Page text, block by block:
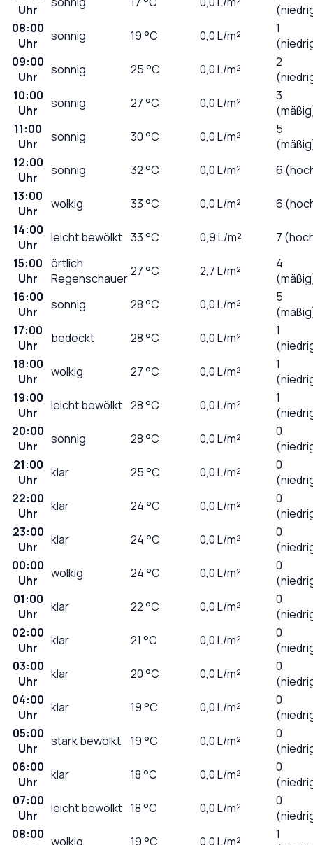
Uhr
08:00
Uhr
sonnig 19°C 0,0L/m²
1
09:00
Uhr
sonnig 25°C 0,0L/m²
2
10:00
Uhr
sonnig 27°C 0,0L/m²
3
11:00
Uhr
sonnig 30°C 0,0L/m²
5
12:00
Uhr
sonnig 32°C 0,0L/m²
6
13:00
Uhr
wolkig 33°C 0,0L/m²
6
14:00
Uhr
leicht bewölkt 33°C 0,9L/m²
7
15:00
Uhr
örtlich
Regenschauer27°C 2,7L/m²
4
16:00
Uhr
sonnig 28°C 0,0L/m²
5
17:00
Uhr
bedeckt 28°C 0,0L/m²
1
18:00
Uhr
wolkig 27°C 0,0L/m²
1
19:00
Uhr
leicht bewölkt 28°C 0,0L/m²
1
20:00
Uhr
sonnig 28°C 0,0L/m²
0
21:00
Uhr
klar 25°C 0,0L/m²
0
22:00
Uhr
klar 24°C 0,0L/m²
0
23:00
Uhr
klar 24°C 0,0L/m²
0
00:00
Uhr
wolkig 24°C 0,0L/m²
0
01:00
Uhr
klar 22°C 0,0L/m²
0
02:00
Uhr
klar 21 °C 0,0L/m²
0
03:00
Uhr
klar 20°C 0,0L/m²
0
04:00
Uhr
klar 19°C 0,0L/m²
0
05:00
Uhr
stark bewölkt 19°C 0,0L/m²
0
06:00
Uhr
klar 18°C 0,0L/m²
0
07:00
Uhr
leicht bewölkt 18°C 0,0L/m²
0
08:00 wolkig 19°C 0,0L/m²
1